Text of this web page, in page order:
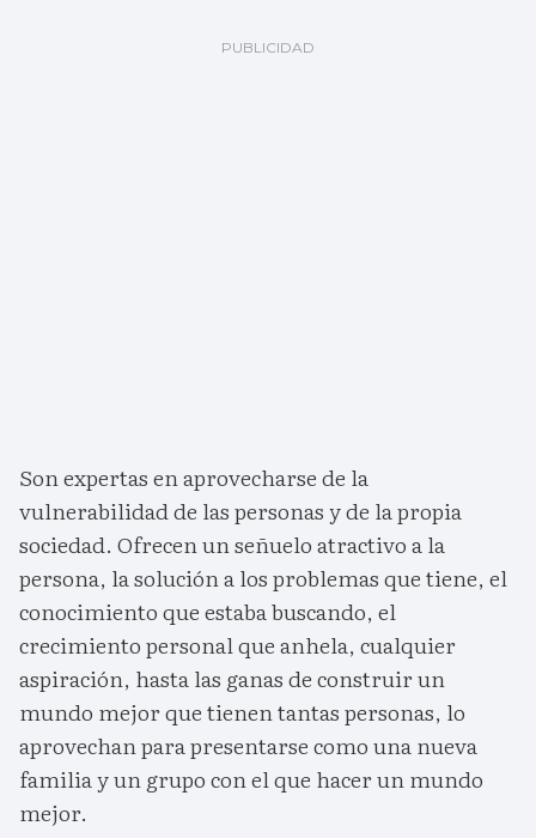
Son expertas en aprovecharse de la
vulnerabilidad de las personas y de la propia
sociedad. Ofrecen un señuelo atractivo a la
persona, la solución a los problemas que tiene, el
conocimiento que estaba buscando, el
crecimiento personal que anhela, cualquier
aspiración, hasta las ganas de construir un
mundo mejor que tienen tantas personas, lo
aprovechan para presentarse como una nueva
familia y un grupo con el que hacer un mundo
mejor.